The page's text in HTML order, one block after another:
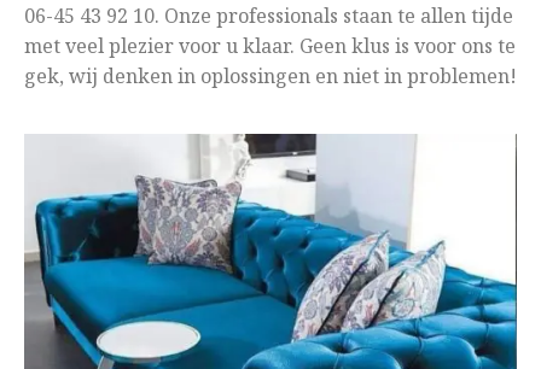
06-45 43 92 10. Onze professionals staan te allen tijde
met veel plezier voor u klaar. Geen klus is voor ons te
gek, wij denken in oplossingen en niet in problemen!